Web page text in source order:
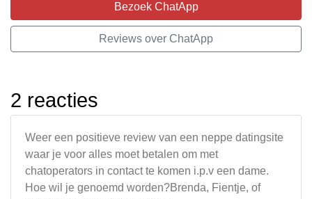
Bezoek ChatApp
Reviews over ChatApp
2 reacties
Weer een positieve review van een neppe datingsite
waar je voor alles moet betalen om met
chatoperators in contact te komen i.p.v een dame.
Hoe wil je genoemd worden?Brenda, Fientje, of